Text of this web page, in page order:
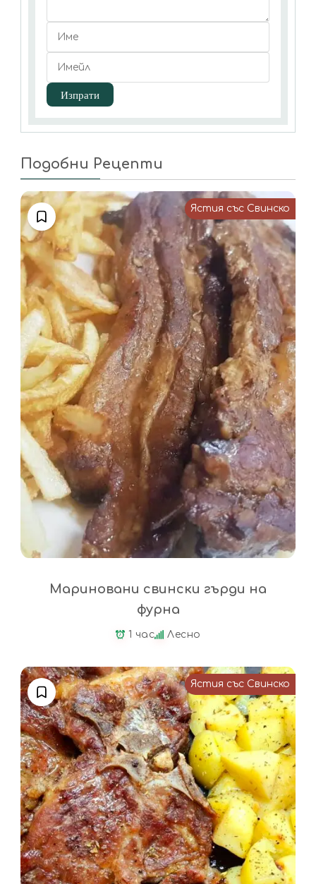
Подобни Рецепти
Ястия със Свинско
Мариновани свински гърди на
фурна
1 час Лесно
Ястия със Свинско